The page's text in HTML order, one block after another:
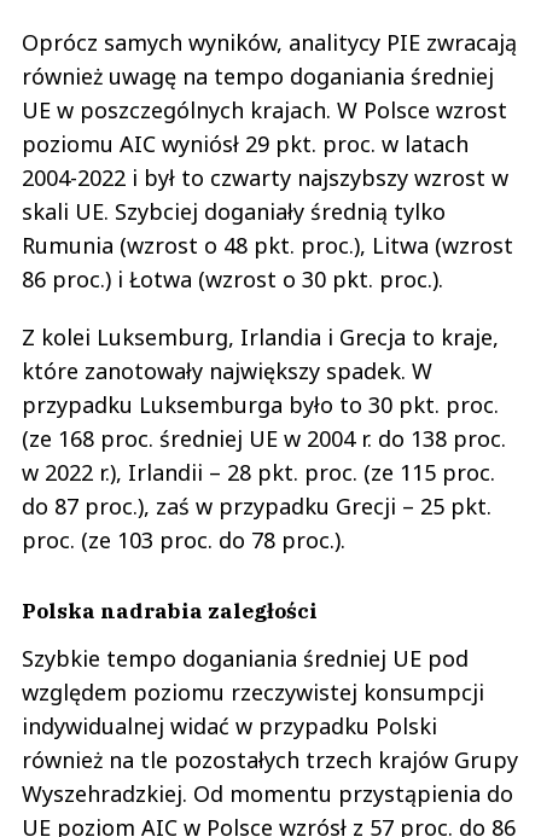
Oprócz samych wyników, analitycy PIE zwracają
również uwagę na tempo doganiania średniej
UE w poszczególnych krajach. W Polsce wzrost
poziomu AIC wyniósł 29 pkt. proc. w latach
2004-2022 i był to czwarty najszybszy wzrost w
skali UE. Szybciej doganiały średnią tylko
Rumunia (wzrost o 48 pkt. proc.), Litwa (wzrost
86 proc.) i Łotwa (wzrost o 30 pkt. proc.).
Z kolei Luksemburg, Irlandia i Grecja to kraje,
które zanotowały największy spadek. W
przypadku Luksemburga było to 30 pkt. proc.
(ze 168 proc. średniej UE w 2004 r. do 138 proc.
w 2022 r.), Irlandii – 28 pkt. proc. (ze 115 proc.
do 87 proc.), zaś w przypadku Grecji – 25 pkt.
proc. (ze 103 proc. do 78 proc.).
Polska nadrabia zaległości
Szybkie tempo doganiania średniej UE pod
względem poziomu rzeczywistej konsumpcji
indywidualnej widać w przypadku Polski
również na tle pozostałych trzech krajów Grupy
Wyszehradzkiej. Od momentu przystąpienia do
UE poziom AIC w Polsce wzrósł z 57 proc. do 86